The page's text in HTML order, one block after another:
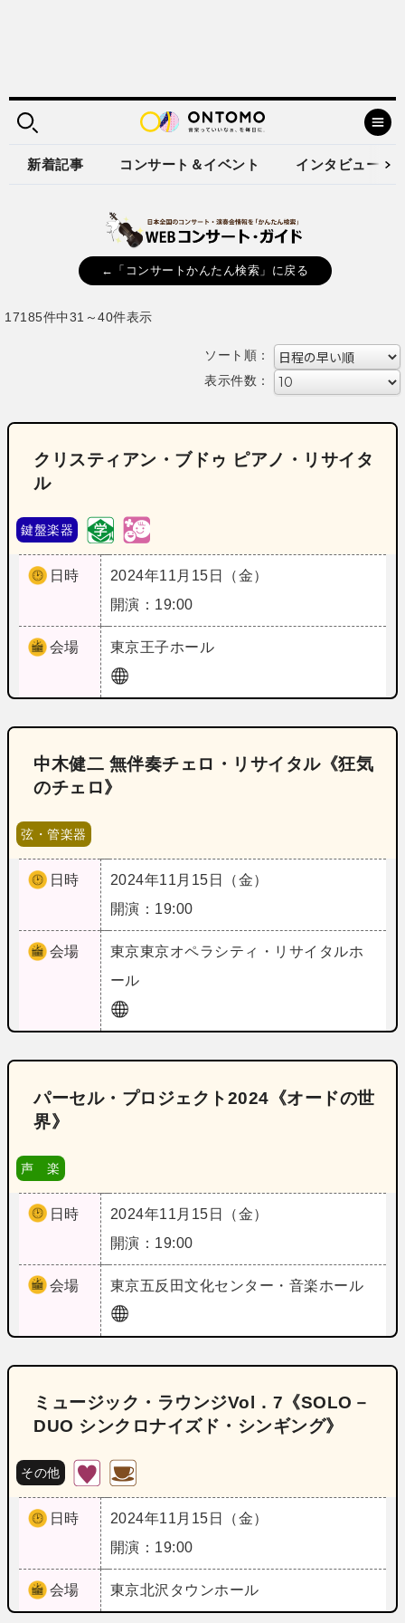
新着記事 コンサート＆イベント インタビュー
←「コンサートかんたん検索」に戻る
17185件中31～40件表示
ソート順：
表示件数：
クリスティアン・ブドゥ ピアノ・リサイタ
ル
鍵盤楽器
日時
2024年11月15日（金）
開演：19:00
会場 東京王子ホール
中木健二 無伴奏チェロ・リサイタル《狂気
のチェロ》
弦・管楽器
日時
2024年11月15日（金）
開演：19:00
会場 東京東京オペラシティ・リサイタルホ
ール
パーセル・プロジェクト2024《オードの世
界》
声 楽
日時
2024年11月15日（金）
開演：19:00
会場 東京五反田文化センター・音楽ホール
ミュージック・ラウンジVol．7《SOLO－
DUO シンクロナイズド・シンギング》
その他
日時
2024年11月15日（金）
開演：19:00
会場 東京北沢タウンホール